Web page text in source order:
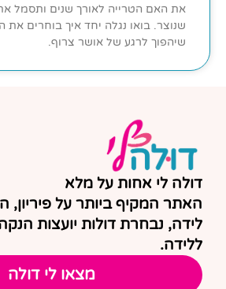
את האם הטרייה לאורך שנים ותסמל
שנוצר. בואו נגלה יחד איך בוחרים את
שיהפוך לרגע של אושר צרוף.
דולה לי אחות על מלא
האתר המקיף ביותר על פיריון,
לידה, נבחרת דולות יועצות
ללידה.
מצאו לי דולה